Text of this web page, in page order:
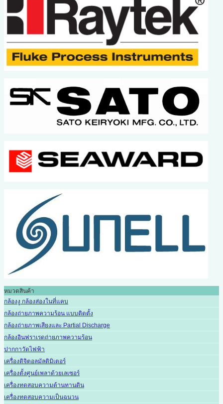
หมวดสินค้า
กล้องงู กล้องส่องในที่แคบ
กล้องถ่ายภาพความร้อน แบบติดตั้ง
กล้องถ่ายภาพเสียงและ Partial Discharge
กล้องอินฟราเรดถ่ายภาพความร้อน
ปากกาวัดไฟฟ้า
เครื่องดิจิตอลมัลติมิเตอร์
เครื่องตั้งศูนย์เพลาด้วยเลเซอร์
เครื่องทดสอบความต้านทานดิน
เครื่องทดสอบความเป็นฉนวน